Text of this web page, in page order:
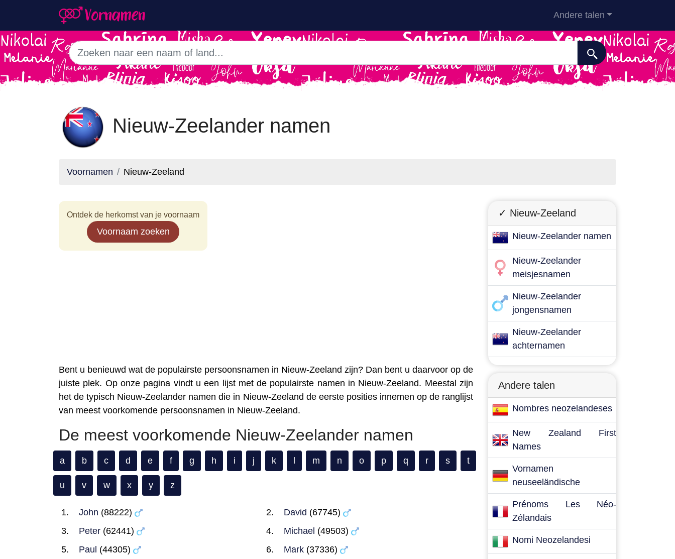
Andere talen
Nieuw-Zeelander namen
Voornamen Nieuw-Zeeland
Ontdek de herkomst van je voornaam
Voornaam zoeken
Bent u benieuwd wat de populairste persoonsnamen in Nieuw-Zeeland zijn? Dan bent u daarvoor op de
juiste plek. Op onze pagina vindt u een lijst met de populairste namen in Nieuw-Zeeland. Meestal zijn
het de typisch Nieuw-Zeelander namen die in Nieuw-Zeeland de eerste posities innemen op de ranglijst
van meest voorkomende persoonsnamen in Nieuw-Zeeland.
De meest voorkomende Nieuw-Zeelander namen
a b c d e f g h i j k m n o p q r s t
u v w x y z
John (88222) David (67745)
Peter (62441) Michael (49503)
Paul (44305) Mark(37336)
✓ Nieuw-Zeeland
Nieuw-Zeelander namen
Nieuw-Zeelander
meisjesnamen
Nieuw-Zeelander
jongensnamen
Nieuw-Zeelander
achternamen
Andere talen
Nombres neozelandeses
New Zealand First
Names
Vornamen
neuseeländische
Prénoms Les Néo-
Zélandais
Nomi Neozelandesi